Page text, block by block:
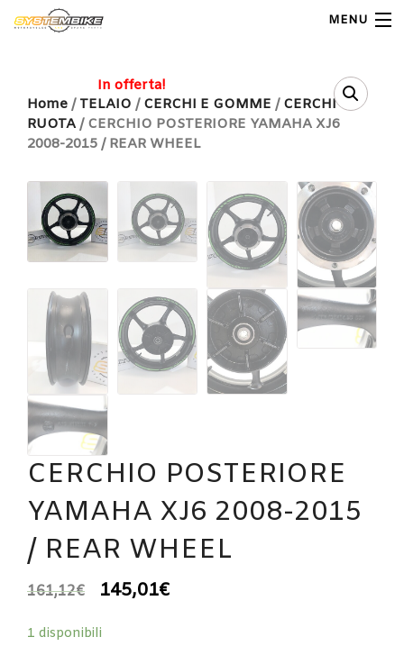
MENU
Home
Shop Ricambi
Note Generali
Carrello
Contatti
Home / TELAIO / CERCHI E GOMME / CERCHI
RUOTA / CERCHIO POSTERIORE YAMAHA XJ6
2008-2015 / REAR WHEEL
In offerta!
CERCHIO POSTERIORE
YAMAHA XJ6 2008-2015
/ REAR WHEEL
161,12€ 145,01€
1 disponibili